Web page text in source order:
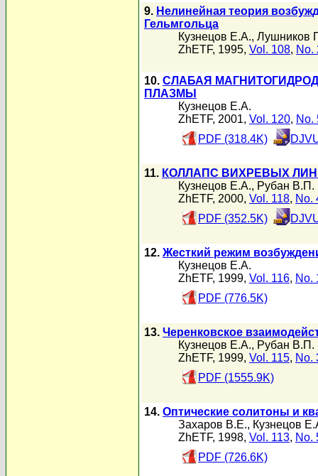
9. Нелинейная теория
Гельмгольца
Кузнецов Е.А., Лушников
ZhETF, 1995, Vol. 108, No.
10. СЛАБАЯ
ПЛАЗМЫ
Кузнецов Е.А.
ZhETF, 2001, Vol. 120, No.
PDF (318.4K)
11. КОЛЛАПС ВИХРЕВЫХ
Кузнецов Е.А., Рубан В.П.
ZhETF, 2000, Vol. 118, No.
PDF (352.5K)
12. Жесткий режим
Кузнецов Е.А.
ZhETF, 1999, Vol. 116, No.
PDF (776.5K)
13. Черенковское
Кузнецов Е.А., Рубан В.П.
ZhETF, 1999, Vol. 115, No.
PDF (1555.9K)
14. Оптические солитоны и
Захаров В.Е., Кузнецов
ZhETF, 1998, Vol. 113, No.
PDF (726.6K)